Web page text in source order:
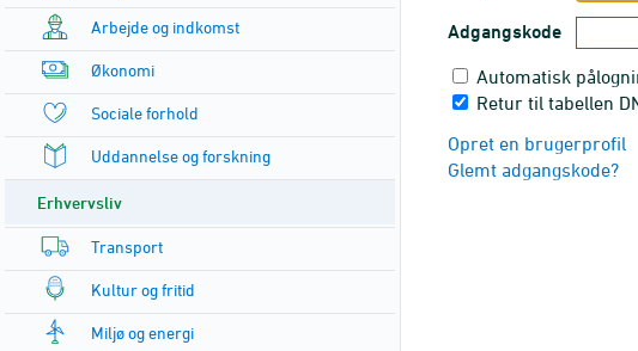
Arbejde og indkomst
Økonomi
Sociale forhold
Uddannelse og forskning
Erhvervsliv
Transport
Kultur og fritid
Miljø og energi
Adgangskode
Automatisk
Retur til tabellen
Opret en brugerprofil
Glemt adgangskode?